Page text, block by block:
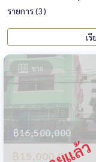
รายการ (3)
ขาย
฿16,500,000
฿15,000,000